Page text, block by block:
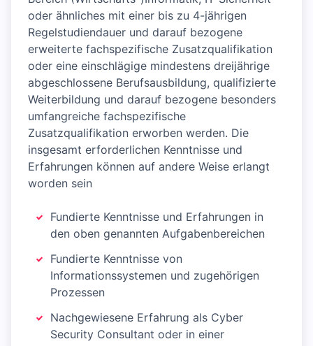
oder ähnliches mit einer bis zu 4-jährigen
Regelstudiendauer und darauf bezogene
erweiterte fachspezifische Zusatzqualifikation
oder eine einschlägige mindestens dreijährige
abgeschlossene Berufsausbildung, qualifizierte
Weiterbildung und darauf bezogene besonders
umfangreiche fachspezifische
Zusatzqualifikation erworben werden. Die
insgesamt erforderlichen Kenntnisse und
Erfahrungen können auf andere Weise erlangt
worden sein
Fundierte Kenntnisse und Erfahrungen in
den oben genannten Aufgabenbereichen
Fundierte Kenntnisse von
Informationssystemen und zugehörigen
Prozessen
Nachgewiesene Erfahrung als Cyber
Security Consultant oder in einer